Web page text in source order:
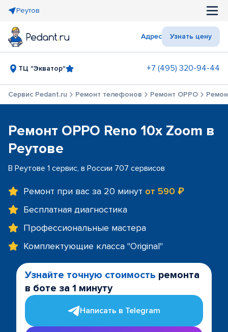
Реутов
Адрес Узнать цену
ТЦ "Экватор" +7 (495) 320-94-44
Сервис Pedant.ru Ремонт телефонов Ремонт OPPO
Ремонт OPPO Reno 10x Zoom в
Реутове
В Реутове 1 сервис, в России 707 сервисов
Ремонт при вас за 20 минут от 590 ₽
Бесплатная диагностика
Профессиональные мастера
Комплектующие класса "Original"
Узнайте точную стоимость ремонта
в боте за 1 минуту
Написать в Telegram